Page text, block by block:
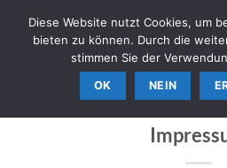
Inhalt
TICKETSHOP FÜR
Diese Website nutzt Cookies, um
bieten zu können. Durch die
stimmen Sie der
OK NEIN